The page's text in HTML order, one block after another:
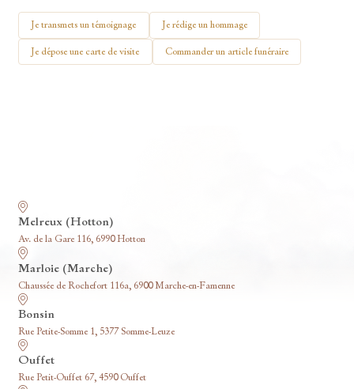
Je transmets un témoignage Je rédige un hommage
Je dépose une carte de visite Commander un article funéraire
Melreux (Hotton)
Av. de la Gare 116, 6990 Hotton
Marloie (Marche)
Chaussée de Rochefort 116a, 6900 Marche-en-Famenne
Bonsin
Rue Petite-Somme 1, 5377 Somme-Leuze
Ouffet
Rue Petit-Ouffet 67, 4590 Ouffet